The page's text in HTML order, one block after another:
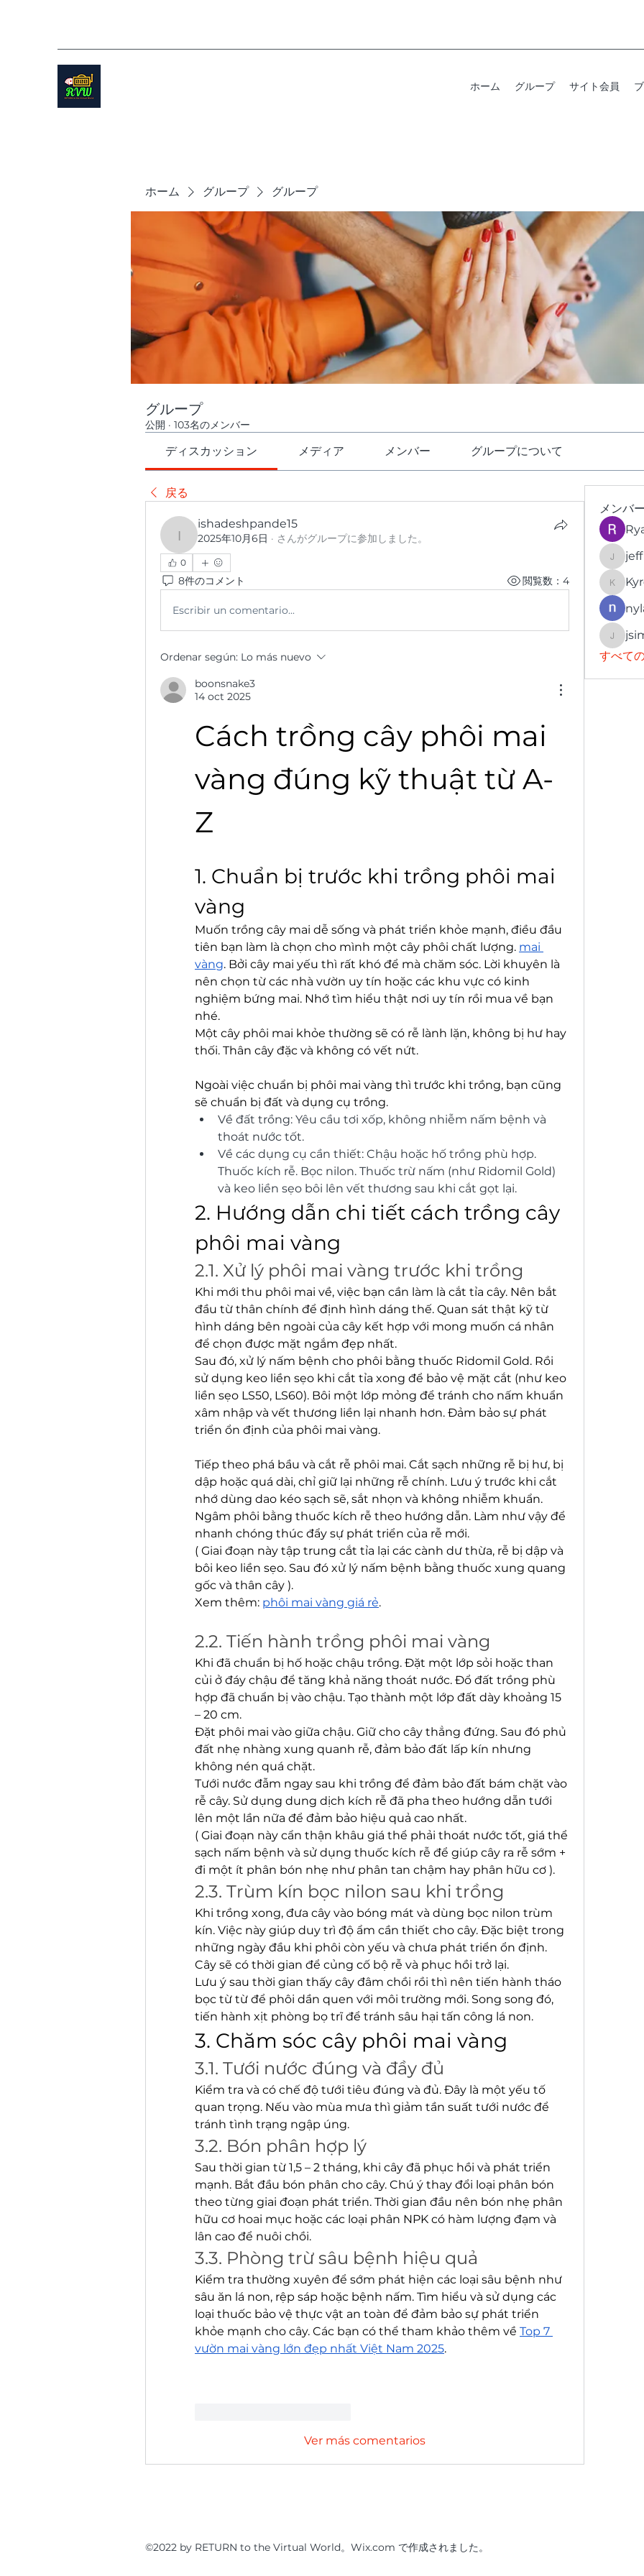
ホーム グループ サイト会員
ホーム グループ グループ
グループ
公開 · 103名のメンバー
ディスカッション メディア メンバー グループについて
戻る
ishadeshpande15
ishadeshpande15
2025年10月6日 · さんがグループに参加しました。
0
8件のコメント 閲覧数：4
Escribir un comentario...
Ordenar según: Lo más nuevo
boonsnake3
14 oct 2025
Cách trồng cây phôi mai
vàng đúng kỹ thuật từ A-
Z
1. Chuẩn bị trước khi trồng phôi mai
vàng
Muốn trồng cây mai dễ sống và phát triển khỏe mạnh, điều đầu
tiên bạn làm là chọn cho mình một cây phôi chất lượng. mai
vàng. Bởi cây mai yếu thì rất khó để mà chăm sóc. Lời khuyên là
nên chọn từ các nhà vườn uy tín hoặc các khu vực có kinh
nghiệm bứng mai. Nhớ tìm hiểu thật nơi uy tín rồi mua về bạn
nhé.
Một cây phôi mai khỏe thường sẽ có rễ lành lặn, không bị hư hay
thối. Thân cây đặc và không có vết nứt.
Ngoài việc chuẩn bị phôi mai vàng thì trước khi trồng, bạn cũng
sẽ chuẩn bị đất và dụng cụ trồng.
Về đất trồng: Yêu cầu tơi xốp, không nhiễm nấm bệnh và
thoát nước tốt.
Về các dụng cụ cần thiết: Chậu hoặc hố trồng phù hợp.
Thuốc kích rễ. Bọc nilon. Thuốc trừ nấm (như Ridomil Gold)
và keo liền sẹo bôi lên vết thương sau khi cắt gọt lại.
2. Hướng dẫn chi tiết cách trồng cây
phôi mai vàng
2.1. Xử lý phôi mai vàng trước khi trồng
Khi mới thu phôi mai về, việc bạn cần làm là cắt tỉa cây. Nên bắt
đầu từ thân chính để định hình dáng thế. Quan sát thật kỹ từ
hình dáng bên ngoài của cây kết hợp với mong muốn cá nhân
để chọn được mặt ngắm đẹp nhất.
Sau đó, xử lý nấm bệnh cho phôi bằng thuốc Ridomil Gold. Rồi
sử dụng keo liền sẹo khi cắt tỉa xong để bảo vệ mặt cắt (như keo
liền sẹo LS50, LS60). Bôi một lớp mỏng để tránh cho nấm khuẩn
xâm nhập và vết thương liền lại nhanh hơn. Đảm bảo sự phát
triển ổn định của phôi mai vàng.
Tiếp theo phá bầu và cắt rễ phôi mai. Cắt sạch những rễ bị hư, bị
dập hoặc quá dài, chỉ giữ lại những rễ chính. Lưu ý trước khi cắt
nhớ dùng dao kéo sạch sẽ, sắt nhọn và không nhiễm khuẩn.
Ngâm phôi bằng thuốc kích rễ theo hướng dẫn. Làm như vậy để
nhanh chóng thúc đẩy sự phát triển của rễ mới.
( Giai đoạn này tập trung cắt tỉa lại các cành dư thừa, rễ bị dập và
bôi keo liền sẹo. Sau đó xử lý nấm bệnh bằng thuốc xung quang
gốc và thân cây ).
Xem thêm: phôi mai vàng giá rẻ.
2.2. Tiến hành trồng phôi mai vàng
Khi đã chuẩn bị hố hoặc chậu trồng. Đặt một lớp sỏi hoặc than
củi ở đáy chậu để tăng khả năng thoát nước. Đổ đất trồng phù
hợp đã chuẩn bị vào chậu. Tạo thành một lớp đất dày khoảng 15
– 20 cm.
Đặt phôi mai vào giữa chậu. Giữ cho cây thẳng đứng. Sau đó phủ
đất nhẹ nhàng xung quanh rễ, đảm bảo đất lấp kín nhưng
không nén quá chặt.
Tưới nước đẫm ngay sau khi trồng để đảm bảo đất bám chặt vào
rễ cây. Sử dụng dung dịch kích rễ đã pha theo hướng dẫn tưới
lên một lần nữa để đảm bảo hiệu quả cao nhất.
( Giai đoạn này cẩn thận khâu giá thể phải thoát nước tốt, giá thể
sạch nấm bệnh và sử dụng thuốc kích rễ để giúp cây ra rễ sớm +
đi một ít phân bón nhẹ như phân tan chậm hay phân hữu cơ ).
2.3. Trùm kín bọc nilon sau khi trồng
Khi trồng xong, đưa cây vào bóng mát và dùng bọc nilon trùm
kín. Việc này giúp duy trì độ ẩm cần thiết cho cây. Đặc biệt trong
những ngày đầu khi phôi còn yếu và chưa phát triển ổn định.
Cây sẽ có thời gian để củng cố bộ rễ và phục hồi trở lại.
Lưu ý sau thời gian thấy cây đâm chồi rồi thì nên tiến hành tháo
bọc từ từ để phôi dần quen với môi trường mới. Song song đó,
tiến hành xịt phòng bọ trĩ để tránh sâu hại tấn công lá non.
3. Chăm sóc cây phôi mai vàng
3.1. Tưới nước đúng và đầy đủ
Kiểm tra và có chế độ tưới tiêu đúng và đủ. Đây là một yếu tố
quan trọng. Nếu vào mùa mưa thì giảm tần suất tưới nước để
tránh tình trạng ngập úng.
3.2. Bón phân hợp lý
Sau thời gian từ 1,5 – 2 tháng, khi cây đã phục hồi và phát triển
mạnh. Bắt đầu bón phân cho cây. Chú ý thay đổi loại phân bón
theo từng giai đoạn phát triển. Thời gian đầu nên bón nhẹ phân
hữu cơ hoai mục hoặc các loại phân NPK có hàm lượng đạm và
lân cao để nuôi chồi.
3.3. Phòng trừ sâu bệnh hiệu quả
Kiểm tra thường xuyên để sớm phát hiện các loại sâu bệnh như
sâu ăn lá non, rệp sáp hoặc bệnh nấm. Tìm hiểu và sử dụng các
loại thuốc bảo vệ thực vật an toàn để đảm bảo sự phát triển
khỏe mạnh cho cây. Các bạn có thể tham khảo thêm về Top 7
vườn mai vàng lớn đẹp nhất Việt Nam 2025.
Ver más comentarios
メンバー
すべて
©2022 by RETURN to the Virtual World。Wix.com で作成されました。